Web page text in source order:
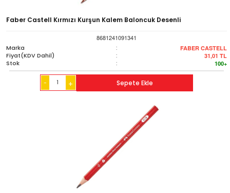
Faber Castell Kırmızı Kurşun Kalem Baloncuk Desenli
8681241091341
Marka
: FABER CASTELL
Fiyat(KDV Dahil) : 31,01 TL
Stok : 100+
- + Sepete Ekle